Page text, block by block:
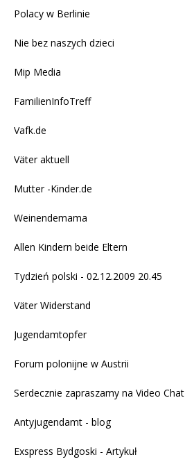
Polacy w Berlinie
Nie bez naszych dzieci
Mip Media
FamilienInfoTreff
Vafk.de
Väter aktuell
Mutter -Kinder.de
Weinendemama
Allen Kindern beide Eltern
Tydzień polski - 02.12.2009 20.45
Väter Widerstand
Jugendamtopfer
Forum polonijne w Austrii
Serdecznie zapraszamy na Video Chat
Antyjugendamt - blog
Exspress Bydgoski - Artykuł